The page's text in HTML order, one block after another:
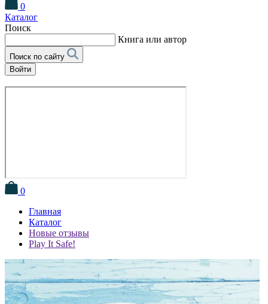
0
Каталог
Поиск
Книга или автор
Поиск по сайту
Войти
0
Главная
Каталог
Новые отзывы
Play It Safe!